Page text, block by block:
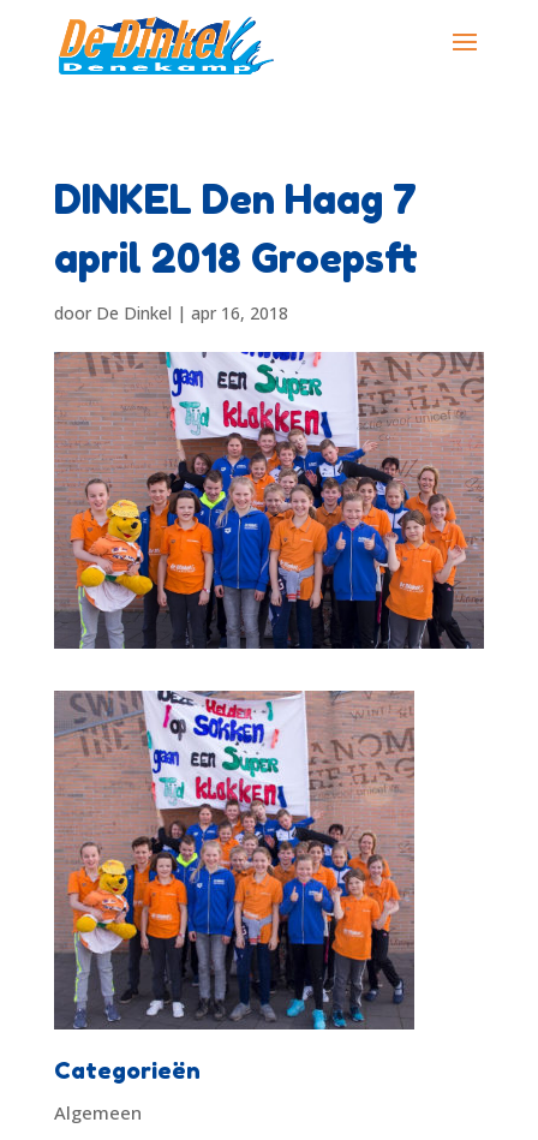
DINKEL Den Haag 7
april 2018 Groepsft
door De Dinkel | apr 16, 2018
Categorieën
Algemeen